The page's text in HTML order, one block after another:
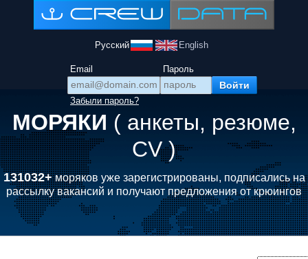
Русский English
Email Пароль
Забыли пароль?
МОРЯКИ ( анкеты, резюме,
CV )
131032+моряков уже зарегистрированы, подписались на
рассылку вакансий и получают предложения от крюингов